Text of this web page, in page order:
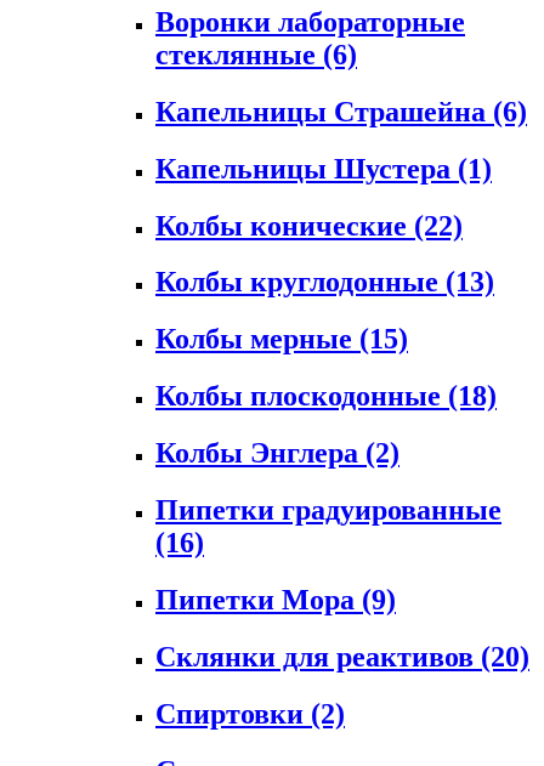
Воронки лабораторные
стеклянные (6)
Капельницы Страшейна (6)
Капельницы Шустера (1)
Колбы конические (22)
Колбы круглодонные (13)
Колбы мерные (15)
Колбы плоскодонные (18)
Колбы Энглера (2)
Пипетки градуированные
(16)
Пипетки Мора (9)
Склянки для реактивов (20)
Спиртовки (2)